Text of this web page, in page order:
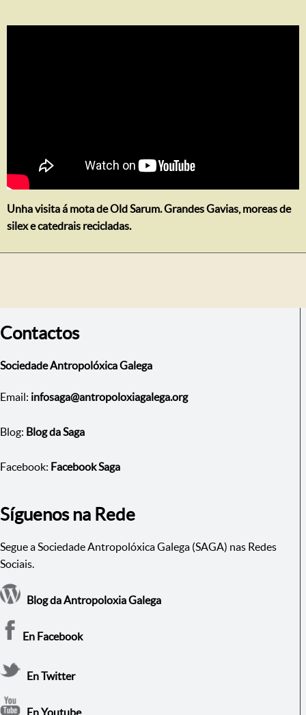
Unha visita á mota de Old Sarum. Grandes Gavias, moreas de
silex e catedrais recicladas.
Contactos
Sociedade Antropolóxica Galega
Email: infosaga@antropoloxiagalega.org
Blog: Blog da Saga
Facebook: Facebook Saga
Síguenos na Rede
Segue a Sociedade Antropolóxica Galega (SAGA) nas Redes
Sociais.
Blog da Antropoloxia Galega
En Facebook
En Twitter
En Youtube